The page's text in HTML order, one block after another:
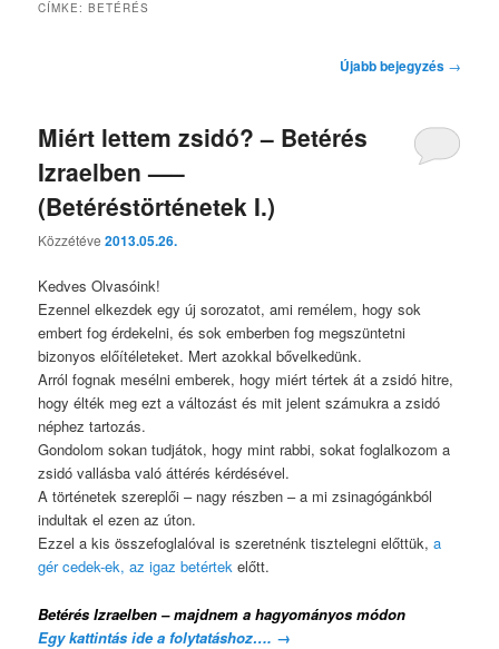
CÍMKE:BETÉRÉS
Újabb bejegyzés →
Miért lettem zsidó? – Betérés
Izraelben —–
(Betéréstörténetek I.)
Közzétéve2013.05.26.
Kedves Olvasóink!
Ezennel elkezdek egy új sorozatot, ami remélem, hogy sok
embert fog érdekelni, és sok emberben fog megszüntetni
bizonyos előítéleteket. Mert azokkal bővelkedünk.
Arról fognak mesélni emberek, hogy miért tértek át a zsidó hitre,
hogy élték meg ezt a változást és mit jelent számukra a zsidó
néphez tartozás.
Gondolom sokan tudjátok, hogy mint rabbi, sokat foglalkozom a
zsidó vallásba való áttérés kérdésével.
A történetek szereplői – nagy részben – a mi zsinagógánkból
indultak el ezen az úton.
Ezzel a kis összefoglalóval is szeretnénk tisztelegni előttük,a
gér cedek-ek, az igaz betértek előtt.
Betérés Izraelben – majdnem a hagyományos módon
Egy kattintás ide a folytatáshoz…. →